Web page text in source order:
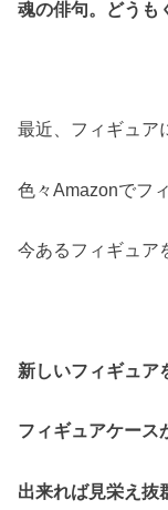
魂の俳句。どうも
最近、フィギュア
色々Amazonでフ
今あるフィギュア
新しいフィギュア
フィギュアケース
出来れば見栄え抜